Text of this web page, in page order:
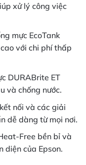
xử lý công việc
mực EcoTank
với chi phí thấp
DURABrite ET
và chống nước.
nối và các giải
dễ dàng từ mọi nơi.
Free bền bỉ và
diện của Epson.